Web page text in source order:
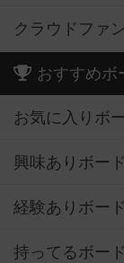
クラウドファ
おすすめボ
お気に入りボ
興味ありボー
経験ありボー
持ってるボー